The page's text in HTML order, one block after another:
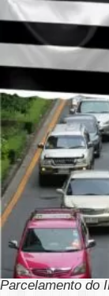
Parcelamento do